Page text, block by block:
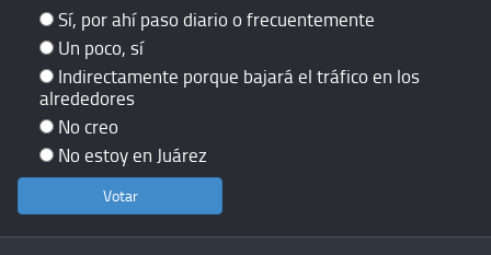
Sí, por ahí paso diario o frecuentemente
Un poco, sí
Indirectamente porque bajará el tráfico en los
alrededores
No creo
No estoy en Juárez